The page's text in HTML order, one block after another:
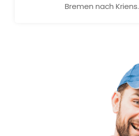
Bremen nach Kriens.